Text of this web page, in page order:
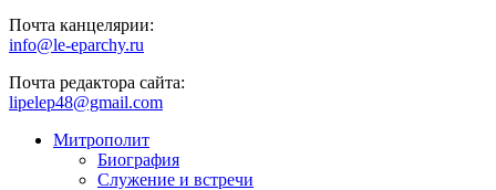
Почта канцелярии:
info@le-eparchy.ru
Почта редактора сайта:
lipelep48@gmail.com
Митрополит
Биография
Служение и встречи